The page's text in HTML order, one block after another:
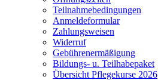
Teilnahmebedingungen
Anmeldeformular
Zahlungsweisen
Widerruf
Gebührenermäßigung
Bildungs- u. Teilhabepaket
Übersicht Pflegekurse 2026